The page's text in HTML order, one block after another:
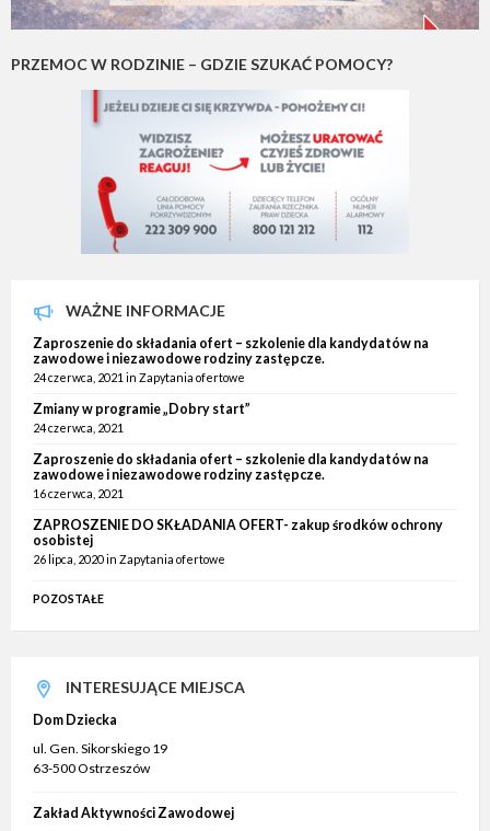
PRZEMOC W RODZINIE – GDZIE SZUKAĆ POMOCY?
WAŻNE INFORMACJE
Zaproszenie do składania ofert – szkolenie dla kandydatów na
zawodowe i niezawodowe rodziny zastępcze.
24 czerwca, 2021 in Zapytania ofertowe
Zmiany w programie „Dobry start”
24 czerwca, 2021
Zaproszenie do składania ofert – szkolenie dla kandydatów na
zawodowe i niezawodowe rodziny zastępcze.
16 czerwca, 2021
ZAPROSZENIE DO SKŁADANIA OFERT- zakup środków ochrony
osobistej
26 lipca, 2020in Zapytania ofertowe
POZOSTAŁE
INTERESUJĄCE MIEJSCA
Dom Dziecka
ul. Gen. Sikorskiego 19
63-500 Ostrzeszów
Zakład Aktywności Zawodowej